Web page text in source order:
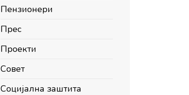
Пензионери
Прес
Проекти
Совет
Социјална заштита